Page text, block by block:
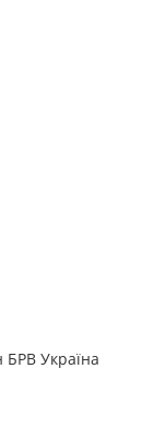
БРВ Україна